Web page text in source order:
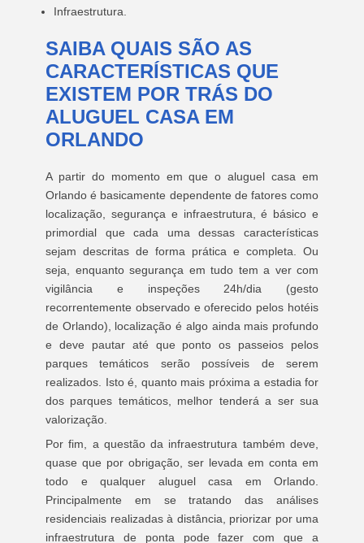
Infraestrutura.
SAIBA QUAIS SÃO AS
CARACTERÍSTICAS QUE
EXISTEM POR TRÁS DO
ALUGUEL CASA EM
ORLANDO
A partir do momento em que o aluguel casa em
Orlando é basicamente dependente de fatores como
localização, segurança e infraestrutura, é básico e
primordial que cada uma dessas características
sejam descritas de forma prática e completa. Ou
seja, enquanto segurança em tudo tem a ver com
vigilância e inspeções 24h/dia (gesto
recorrentemente observado e oferecido pelos hotéis
de Orlando), localização é algo ainda mais profundo
e deve pautar até que ponto os passeios pelos
parques temáticos serão possíveis de serem
realizados. Isto é, quanto mais próxima a estadia for
dos parques temáticos, melhor tenderá a ser sua
valorização.
Por fim, a questão da infraestrutura também deve,
quase que por obrigação, ser levada em conta em
todo e qualquer aluguel casa em Orlando.
Principalmente em se tratando das análises
residenciais realizadas à distância, priorizar por uma
infraestrutura de ponta pode fazer com que a